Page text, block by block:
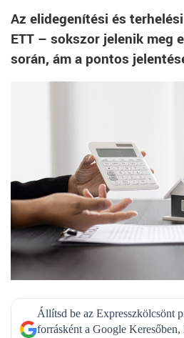
Az elidegenítési és
ETT – sokszor jelenik meg
során, ám a pontos
Állítsd be az Expresszkölcsönt
forrásként a Google